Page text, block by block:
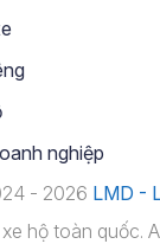
nghiệp
- 2026 LMD -
hộ toàn quốc.